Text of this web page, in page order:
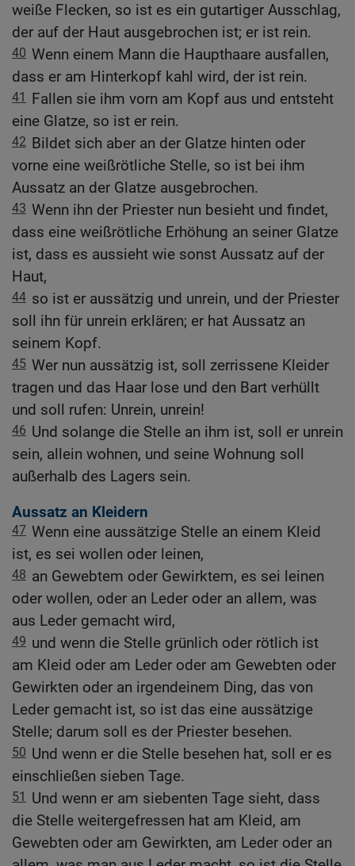
weiße Flecken, so ist es ein gutartiger Ausschlag,
der auf der Haut ausgebrochen ist; er ist rein.
40 Wenn einem Mann die Haupthaare ausfallen,
dass er am Hinterkopf kahl wird, der ist rein.
41
Fallen sie ihm vorn am Kopf aus und entsteht
eine Glatze, so ist er rein.
42 Bildet sich aber an der Glatze hinten oder
vorne eine weißrötliche Stelle, so ist bei ihm
Aussatz an der Glatze ausgebrochen.
43 Wenn ihn der Priester nun besieht und findet,
dass eine weißrötliche Erhöhung an seiner Glatze
ist, dass es aussieht wie sonst Aussatz auf der
Haut,
44 so ist er aussätzig und unrein, und der Priester
soll ihn für unrein erklären; er hat Aussatz an
seinem Kopf.
45 Wer nun aussätzig ist, soll zerrissene Kleider
tragen und das Haar lose und den Bart verhüllt
und soll rufen: Unrein, unrein!
46 Und solange die Stelle an ihm ist, soll er unrein
sein, allein wohnen, und seine Wohnung soll
außerhalb des Lagers sein.
Aussatz an Kleidern
47 Wenn eine aussätzige Stelle an einem Kleid
ist, es sei wollen oder leinen,
48 an Gewebtem oder Gewirktem, es sei leinen
oder wollen, oder an Leder oder an allem, was
aus Leder gemacht wird,
49 und wenn die Stelle grünlich oder rötlich ist
am Kleid oder am Leder oder am Gewebten oder
Gewirkten oder an irgendeinem Ding, das von
Leder gemacht ist, so ist das eine aussätzige
Stelle; darum soll es der Priester besehen.
50 Und wenn er die Stelle besehen hat, soll er es
einschließen sieben Tage.
51
Und wenn er am siebenten Tage sieht, dass
die Stelle weitergefressen hat am Kleid, am
Gewebten oder am Gewirkten, am Leder oder an